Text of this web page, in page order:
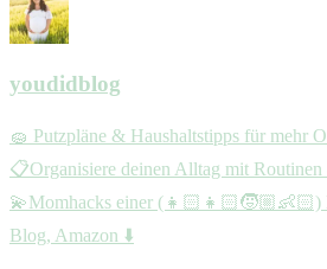
youdidblog
🧽 Putzpläne & Haushaltstipps für mehr
📋Organisiere deinen Alltag mit
💫Momhacks einer (👧🏻👧🏻🧒🏼👶🏻)
Blog, Amazon ⬇️